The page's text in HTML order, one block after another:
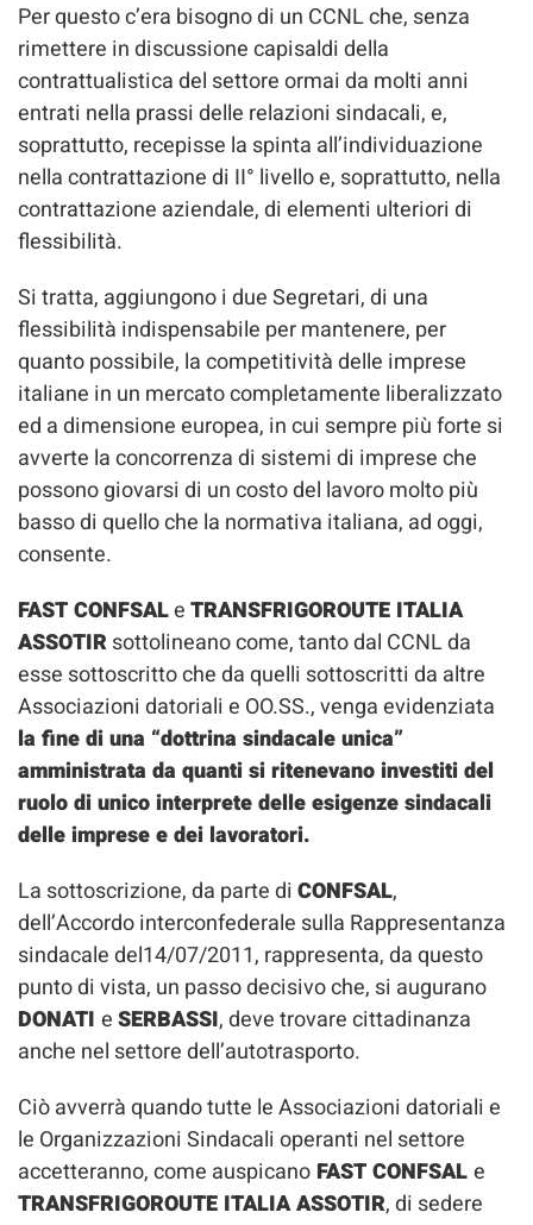
Per questo c’era bisogno di un CCNL che, senza
rimettere in discussione capisaldi della
contrattualistica del settore ormai da molti anni
entrati nella prassi delle relazioni sindacali, e,
soprattutto, recepisse la spinta all’individuazione
nella contrattazione di II° livello e, soprattutto, nella
contrattazione aziendale, di elementi ulteriori di
flessibilità.
Si tratta, aggiungono i due Segretari, di una
flessibilità indispensabile per mantenere, per
quanto possibile, la competitività delle imprese
italiane in un mercato completamente liberalizzato
ed a dimensione europea, in cui sempre più forte si
avverte la concorrenza di sistemi di imprese che
possono giovarsi di un costo del lavoro molto più
basso di quello che la normativa italiana, ad oggi,
consente.
FAST CONFSALeTRANSFRIGOROUTE ITALIA
ASSOTIRsottolineano come, tanto dal CCNL da
esse sottoscritto che da quelli sottoscritti da altre
Associazioni datoriali e OO.SS., venga evidenziata
la fine di una “dottrina sindacale unica”
amministrata da quanti si ritenevano investiti del
ruolo di unico interprete delle esigenze sindacali
delle imprese e dei lavoratori.
La sottoscrizione, da parte di CONFSAL,
dell’Accordo interconfederale sulla Rappresentanza
sindacale del14/07/2011, rappresenta, da questo
punto di vista, un passo decisivo che, si augurano
DONATI eSERBASSI, deve trovare cittadinanza
anche nel settore dell’autotrasporto.
Ciò avverrà quando tutte le Associazioni datoriali e
le Organizzazioni Sindacali operanti nel settore
accetteranno, come auspicano FAST CONFSALe
TRANSFRIGOROUTE ITALIA ASSOTIR, di sedere